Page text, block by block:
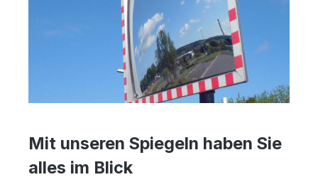
Mit unseren Spiegeln haben Sie
alles im Blick